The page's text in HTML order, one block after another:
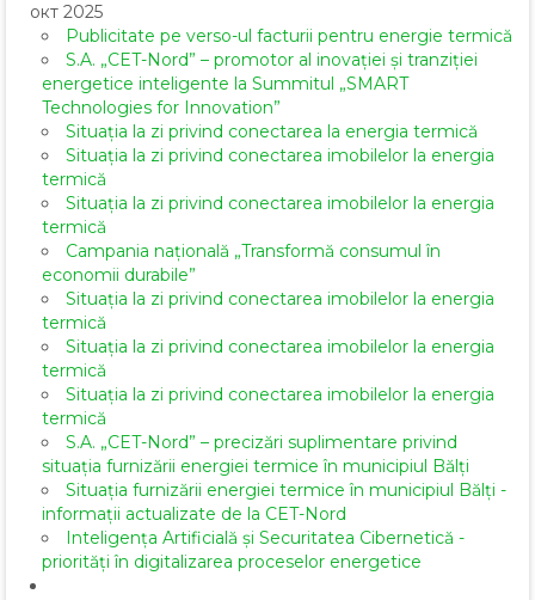
окт 2025
Publicitate pe verso-ul facturii pentru energie termică
S.A. „CET-Nord” – promotor al inovației și tranziției
energetice inteligente la Summitul „SMART
Technologies for Innovation”
Situația la zi privind conectarea la energia termică
Situația la zi privind conectarea imobilelor la energia
termică
Situația la zi privind conectarea imobilelor la energia
termică
Campania națională „Transformă consumul în
economii durabile”
Situația la zi privind conectarea imobilelor la energia
termică
Situația la zi privind conectarea imobilelor la energia
termică
Situația la zi privind conectarea imobilelor la energia
termică
S.A. „CET-Nord” – precizări suplimentare privind
situația furnizării energiei termice în municipiul Bălți
Situația furnizării energiei termice în municipiul Bălți -
informații actualizate de la CET-Nord
Inteligența Artificială și Securitatea Cibernetică -
priorități în digitalizarea proceselor energetice